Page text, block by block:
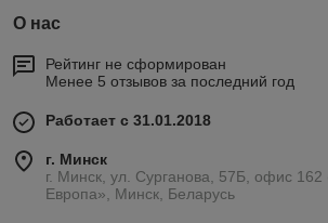
О нас
Рейтинг не сформирован
Менее 5 отзывов за последний год
Работает с 31.01.2018
г. Минск
г. Минск, ул. Сурганова, 57Б, офис
Европа», Минск, Беларусь